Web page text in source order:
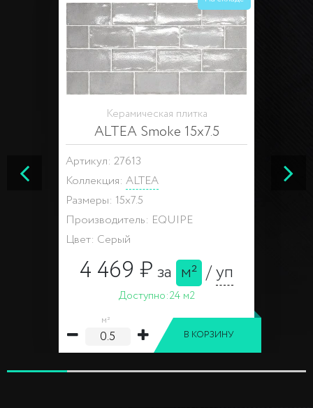
Керамическая плитка
ALTEA Smoke 15x7.5
Артикул: 27613
Коллекция: ALTEA
Размеры: 15x7.5
Производитель: EQUIPE
Цвет: Серый
4 469 ₽за м² /уп
Доступно:24 м2
м²
В КОРЗИНУ